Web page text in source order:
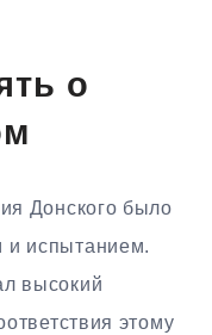
о
Донского было
и испытанием.
высокий
этому